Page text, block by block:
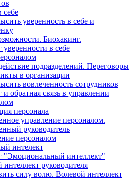
себе
уверенность в себе и
Биохакинг.
уверенности в себе
подразделений. Переговоры
в организации
вовлеченность сотрудников
и обратная связь в управлении
персонала
управление персоналом.
руководитель
персоналом
интелект
"Эмоциональный интеллект"
интеллект руководителя
силу волю. Волевой интеллект